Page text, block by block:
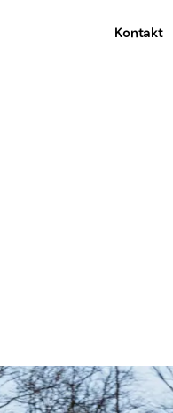
Kontakt